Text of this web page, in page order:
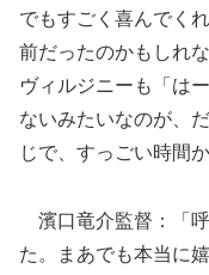
でもすごく喜んでく
前だったのかもしれ
ヴィルジニーも「は
ないみたいなのが、
じで、すっごい時間
濱口⻯介監督：「
た。まあでも本当に